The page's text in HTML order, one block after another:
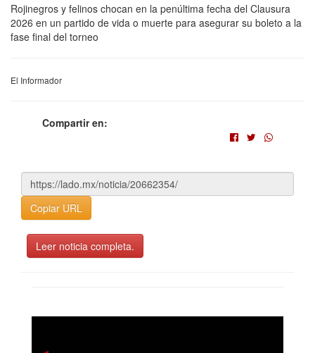
Rojinegros y felinos chocan en la penúltima fecha del Clausura
2026 en un partido de vida o muerte para asegurar su boleto a la
fase final del torneo
El Informador
Compartir en:
Copiar URL
Leer noticia completa.